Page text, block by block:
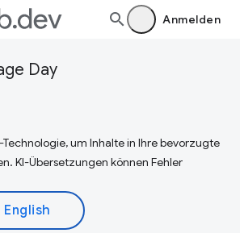
Anmelden
Day
um Inhalte in Ihre bevorzugte
KI-Übersetzungen können Fehler